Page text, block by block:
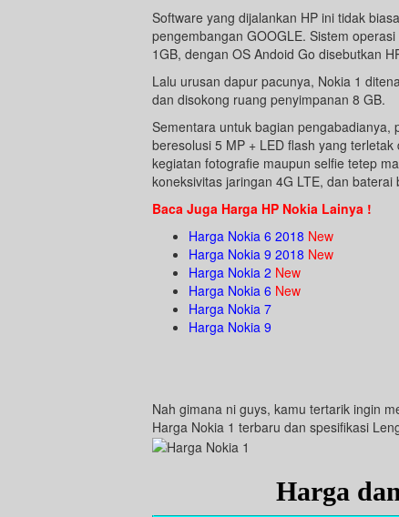
Software yang dijalankan HP ini tidak
pengembangan GOOGLE. Sistem
1GB, dengan OS Andoid Go disebutkan
Lalu urusan dapur pacunya, Nokia 1
dan disokong ruang penyimpanan 8 GB.
Sementara untuk bagian
beresolusi 5 MP + LED flash yang
kegiatan fotografie maupun selfie tetep
koneksivitas jaringan 4G LTE, dan baterai
Baca Juga Harga HP Nokia Lainya !
Harga Nokia 6 2018 New
Harga Nokia 9 2018 New
Harga Nokia 2 New
Harga Nokia 6 New
Harga Nokia 7
Harga Nokia 9
Nah gimana ni guys, kamu tertarik ingin
Harga Nokia 1 terbaru dan spesifikasi
Harga